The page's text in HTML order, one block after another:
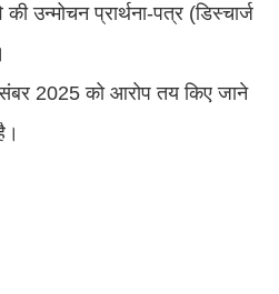
उन्मोचन प्रार्थना-पत्र (डिस्चार्ज
2025 को आरोप तय किए जाने